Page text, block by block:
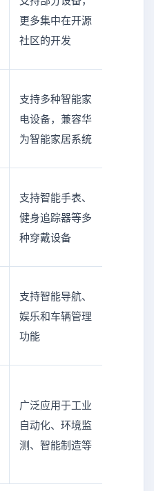
更多集中在开源
社区的开发
支持多种智能家
电设备，兼容华
为智能家居系统
支持智能手表、
健身追踪器等多
种穿戴设备
支持智能导航、
娱乐和车辆管理
功能
广泛应用于工业
自动化、环境监
测、智能制造等